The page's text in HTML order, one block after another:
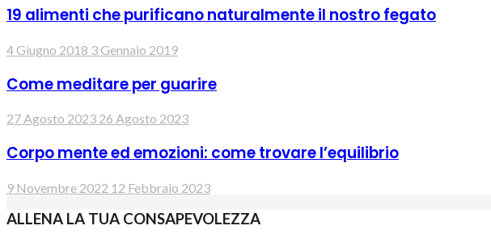
19 alimenti che purificano naturalmente il nostro fegato
4 Giugno 2018 3 Gennaio 2019
Come meditare per guarire
27 Agosto 2023 26 Agosto 2023
Corpo mente ed emozioni: come trovare l’equilibrio
9 Novembre 2022 12 Febbraio 2023
ALLENA LA TUA CONSAPEVOLEZZA